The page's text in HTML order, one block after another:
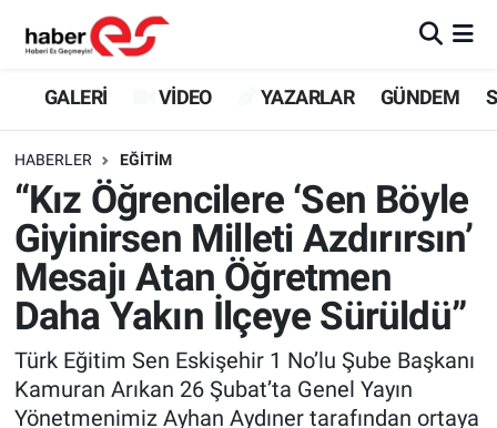
GALERİ VİDEO YAZARLAR GÜNDEM
HABERLER EĞİTİM
“Kız Öğrencilere ‘Sen Böyle
Giyinirsen Milleti Azdırırsın’
Mesajı Atan Öğretmen
Daha Yakın İlçeye Sürüldü”
Türk Eğitim Sen Eskişehir 1 No’lu Şube Başkanı
Kamuran Arıkan 26 Şubat’ta Genel Yayın
Yönetmenimiz Ayhan Aydıner tarafından ortaya
GALERİ
YAZARLAR
GÜNDEM
SİYASET
TEKNOLOJİ
EKONOMİ
Eskişehir Nöbetçi Eczaneler
Eskişehir Trafik Yoğunluk Haritası
Süper Lig Puan Durumu ve Fikstür
Tüm Manşetler
Son Dakika Haberleri
Haber Arşivi